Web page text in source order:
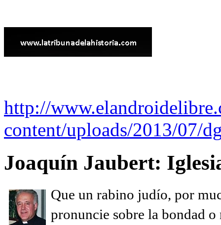
http://
content/uploads/2013/07/
Joaquín Jaubert:
Que un rabino judío, por
pronuncie sobre la bondad